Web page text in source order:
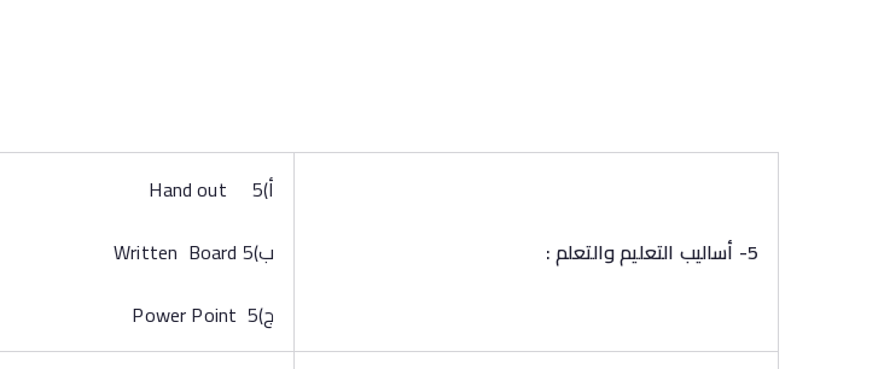
5- أساليب التعليم والتعلم :
‌أ)5 Hand out
‌ب)5 Written Board
‌ج)5 Power Point